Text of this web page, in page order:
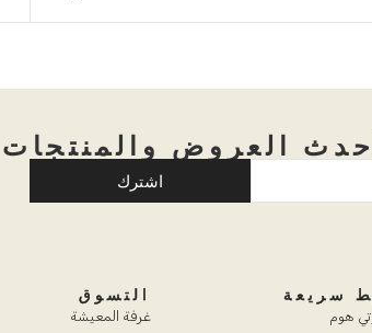
العروض والمنتجات
اشترك
سريعة
هوم
التسوق
غرفة المعيشة